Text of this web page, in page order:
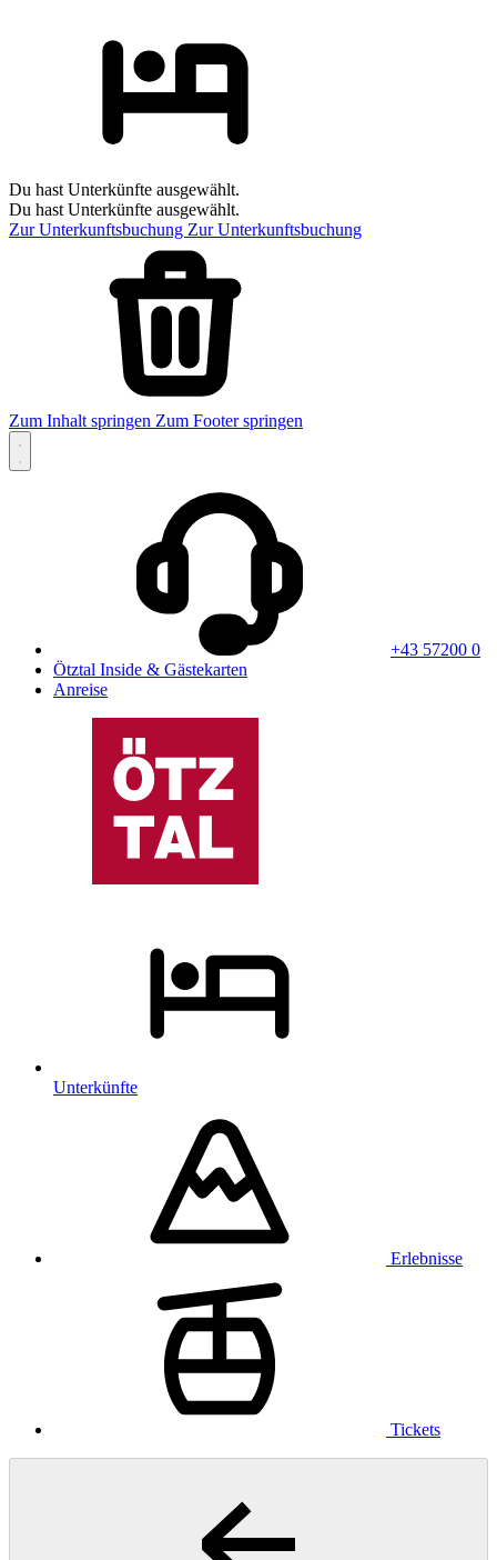
Du hast Unterkünfte ausgewählt.
Du hast Unterkünfte ausgewählt.
Zur Unterkunftsbuchung Zur Unterkunftsbuchung
Zum Inhalt springen Zum Footer springen
+43 57200 0
Ötztal Inside & Gästekarten
Anreise
Unterkünfte
Erlebnisse
Tickets